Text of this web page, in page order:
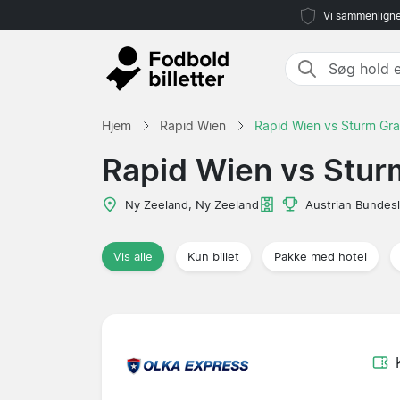
Vi
Hjem Rapid Wien Rapid Wien vs Sturm
Rapid Wien vs
Ny Zeeland, Ny Zeeland Austrian
Vis alle Kun billet Pakke med hotel